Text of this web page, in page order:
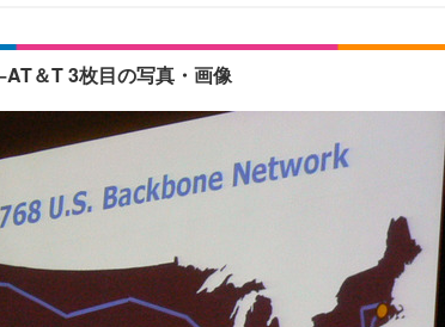
＆T 3枚目の写真・画像